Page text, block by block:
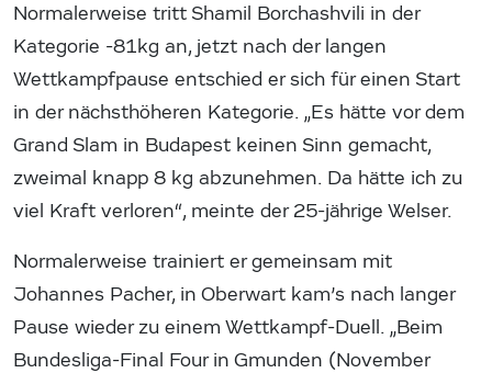
Normalerweise tritt Shamil Borchashvili in der
Kategorie -81kg an, jetzt nach der langen
Wettkampfpause entschied er sich für einen Start
in der nächsthöheren Kategorie. „Es hätte vor dem
Grand Slam in Budapest keinen Sinn gemacht,
zweimal knapp 8 kg abzunehmen. Da hätte ich zu
viel Kraft verloren“, meinte der 25-jährige Welser.
Normalerweise trainiert er gemeinsam mit
Johannes Pacher, in Oberwart kam’s nach langer
Pause wieder zu einem Wettkampf-Duell. „Beim
Bundesliga-Final Four in Gmunden (November